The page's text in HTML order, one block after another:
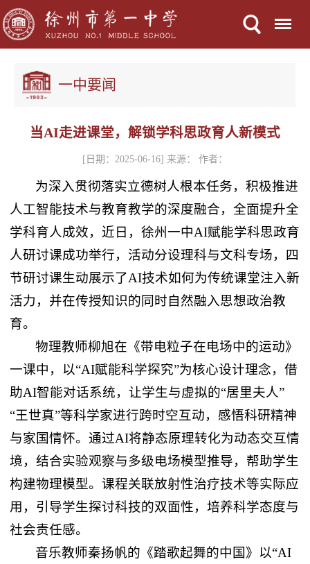
一中要闻
当AI走进课堂，解锁学科思政育人新模式
[日期：2025-06-16] 来源： 作者：
为深入贯彻落实立德树人根本任务，积极推进
人工智能技术与教育教学的深度融合，全面提升全
学科育人成效，近日，徐州一中AI赋能学科思政育
人研讨课成功举行，活动分设理科与文科专场，四
节研讨课生动展示了AI技术如何为传统课堂注入新
活力，并在传授知识的同时自然融入思想政治教
育。
物理教师柳旭在《带电粒子在电场中的运动》
一课中，以“AI赋能科学探究”为核心设计理念，借
助AI智能对话系统，让学生与虚拟的“居里夫人”
“王世真”等科学家进行跨时空互动，感悟科研精神
与家国情怀。通过AI将静态原理转化为动态交互情
境，结合实验观察与多级电场模型推导，帮助学生
构建物理模型。课程关联放射性治疗技术等实际应
用，引导学生探讨科技的双面性，培养科学态度与
社会责任感。
音乐教师秦扬帆的《踏歌起舞的中国》以“AI